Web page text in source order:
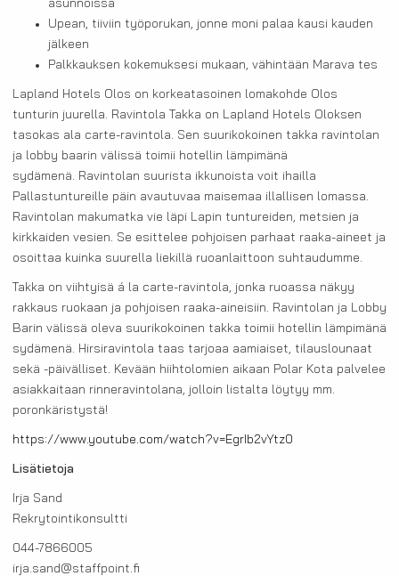
asunnoissa
Upean, tiiviin työporukan, jonne moni palaa kausi kauden
jälkeen
Palkkauksen kokemuksesi mukaan, vähintään Marava tes
Lapland Hotels Olos on korkeatasoinen lomakohde Olos
tunturin juurella. Ravintola Takka on Lapland Hotels Oloksen
tasokas ala carte-ravintola. Sen suurikokoinen takka ravintolan
ja lobby baarin välissä toimii hotellin lämpimänä
sydämenä. Ravintolan suurista ikkunoista voit ihailla
Pallastuntureille päin avautuvaa maisemaa illallisen lomassa.
Ravintolan makumatka vie läpi Lapin tuntureiden, metsien ja
kirkkaiden vesien. Se esittelee pohjoisen parhaat raaka-aineet ja
osoittaa kuinka suurella liekillä ruoanlaittoon suhtaudumme.
Takka on viihtyisä á la carte-ravintola, jonka ruoassa näkyy
rakkaus ruokaan ja pohjoisen raaka-aineisiin. Ravintolan ja Lobby
Barin välissä oleva suurikokoinen takka toimii hotellin lämpimänä
sydämenä. Hirsiravintola taas tarjoaa aamiaiset, tilauslounaat
sekä -päivälliset. Kevään hiihtolomien aikaan Polar Kota palvelee
asiakkaitaan rinneravintolana, jolloin listalta löytyy mm.
poronkäristystä!
https://www.youtube.com/watch?v=EgrIb2vYtz0
Lisätietoja
Irja Sand
Rekrytointikonsultti
044-7866005
irja.sand@staffpoint.fi